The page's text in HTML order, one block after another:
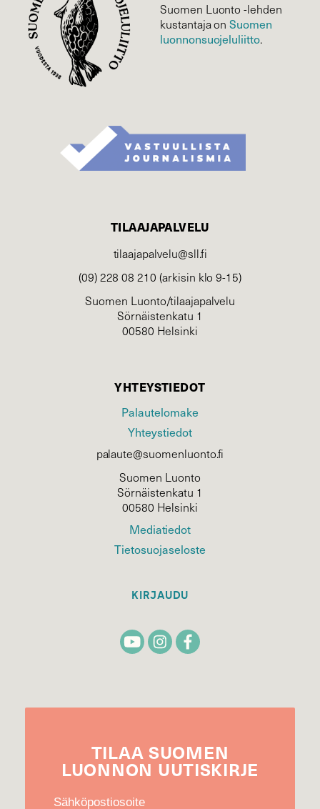
Suomen Luonto -lehden
kustantaja onSuomen
luonnonsuojelu­liitto.
TILAAJAPALVELU
tilaajapalvelu@sll.fi
(09) 228 08 210 (arkisin klo 9-15)
Suomen Luonto/tilaajapalvelu
Sörnäistenkatu 1
00580 Helsinki
YHTEYSTIEDOT
Palautelomake
Yhteystiedot
palaute@suomenluonto.fi
Suomen Luonto
Sörnäistenkatu 1
00580 Helsinki
Mediatiedot
Tietosuojaseloste
KIRJAUDU
TILAA SUOMEN
LUONNON UUTIS­KIRJE
Sähköpostiosoite